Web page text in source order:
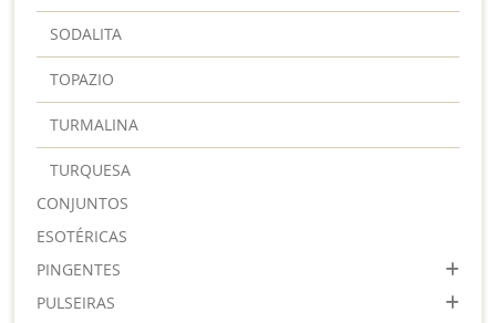
SODALITA
TOPAZIO
TURMALINA
TURQUESA
CONJUNTOS
ESOTÉRICAS
PINGENTES
PULSEIRAS